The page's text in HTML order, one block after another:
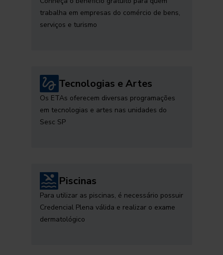
trabalha em empresas do comércio de bens,
serviços e turismo
Tecnologias e Artes
Os ETAs oferecem diversas programações
em tecnologias e artes nas unidades do
Sesc SP
Piscinas
Para utilizar as piscinas, é necessário possuir
Credencial Plena válida e realizar o exame
dermatológico